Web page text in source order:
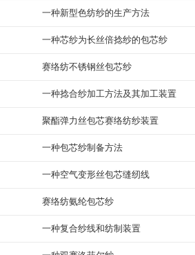
一种新型色纺纱的生产方法
一种芯纱为长丝倍捻纱的包芯纱
赛络纺不锈钢丝包芯纱
一种捻合纱加工方法及其加工装置
聚酯弹力丝包芯赛络纺纱装置
一种包芯纱制备方法
一种空气变形丝包芯缝纫线
赛络纺氨纶包芯纱
一种复合纱线和纺制装置